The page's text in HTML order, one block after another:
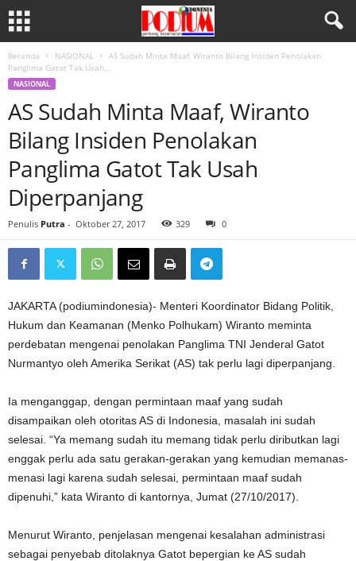
Beranda NASIONAL
AS Sudah Minta Maaf, Wiranto Bilang Insiden Penolakan
Panglima Gatot Tak Usah...
NASIONAL
AS Sudah Minta Maaf, Wiranto
Bilang Insiden Penolakan
Panglima Gatot Tak Usah
Diperpanjang
Penulis Putra - Oktober 27, 2017 329 0
JAKARTA (podiumindonesia)- Menteri Koordinator Bidang Politik,
Hukum dan Keamanan (Menko Polhukam) Wiranto meminta
perdebatan mengenai penolakan Panglima TNI Jenderal Gatot
Nurmantyo oleh Amerika Serikat (AS) tak perlu lagi diperpanjang.
Ia menganggap, dengan permintaan maaf yang sudah
disampaikan oleh otoritas AS di Indonesia, masalah ini sudah
selesai. “Ya memang sudah itu memang tidak perlu diributkan lagi
enggak perlu ada satu gerakan-gerakan yang kemudian memanas-
menasi lagi karena sudah selesai, permintaan maaf sudah
dipenuhi,” kata Wiranto di kantornya, Jumat (27/10/2017).
Menurut Wiranto, penjelasan mengenai kesalahan administrasi
sebagai penyebab ditolaknya Gatot bepergian ke AS sudah